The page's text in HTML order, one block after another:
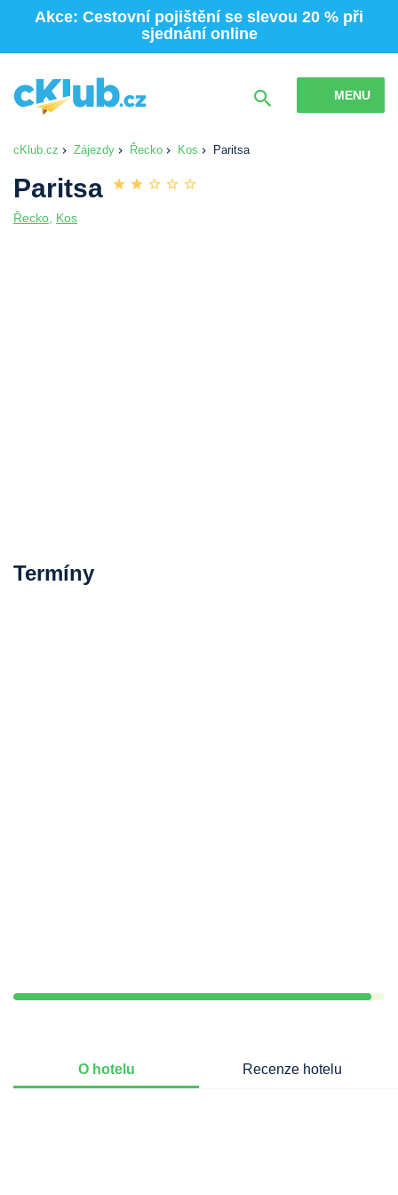
Akce: Cestovní pojištění se slevou 20 % při
sjednání online
MENU
cKlub.cz Zájezdy Řecko Kos Paritsa
Paritsa
Řecko Kos
Termíny
O hotelu Recenze hotelu